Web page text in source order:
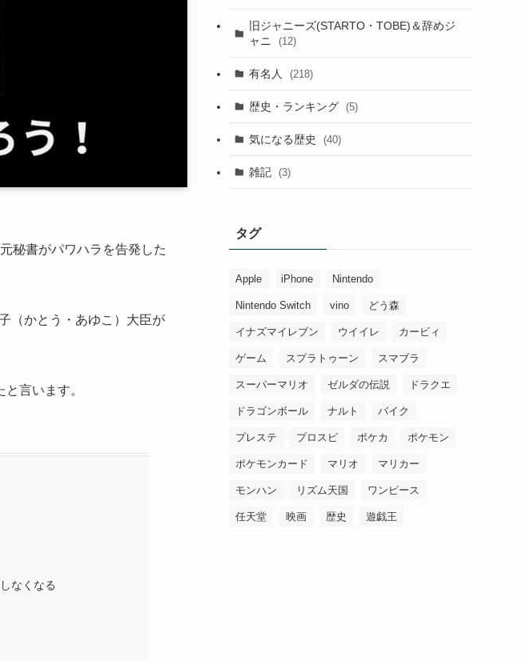
秘書がパワハラを告発した
（かとう・あゆこ）大臣が
言います。
なくなる
旧ジャニーズ(STARTO・TOBE)＆辞めジ
ャニ
(12)
有名人 (218)
歴史・ランキング (5)
気になる歴史 (40)
雑記 (3)
タグ
Apple iPhone Nintendo
Nintendo Switch vino どう森
イナズマイレブン ウイイレ カービィ
ゲーム スプラトゥーン スマブラ
スーパーマリオ ゼルダの伝説 ドラクエ
ドラゴンボール ナルト バイク
プレステ プロスピ ポケカ ポケモン
ポケモンカード マリオ マリカー
モンハン リズム天国 ワンピース
任天堂 映画 歴史 遊戯王